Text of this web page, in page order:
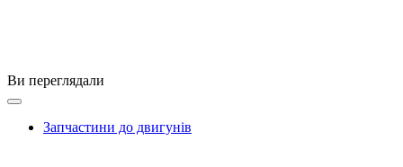
Ви переглядали
Запчастини до двигунів